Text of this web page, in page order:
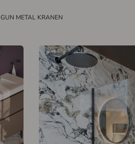
GUN METAL KRANEN